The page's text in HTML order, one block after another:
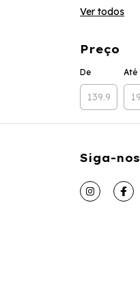
Ver todos
Preço
De Até
Siga-nos